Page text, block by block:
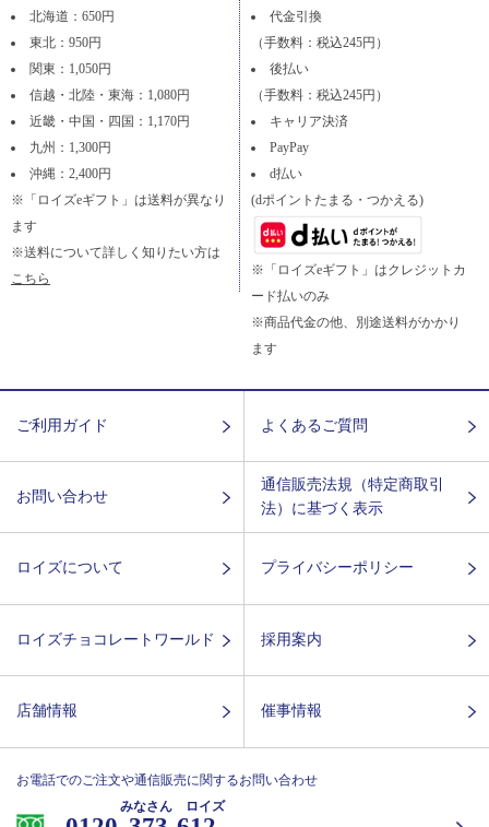
北海道：650円
東北：950円
関東：1,050円
信越・北陸・東海：1,080円
近畿・中国・四国：1,170円
九州：1,300円
沖縄：2,400円
※「ロイズeギフト」は送料が異なり
ます
※送料について詳しく知りたい方は
こちら
代金引換
（手数料：税込245円）
後払い
（手数料：税込245円）
キャリア決済
PayPay
d払い
(dポイントたまる・つかえる)
※「ロイズeギフト」はクレジットカ
ード払いのみ
※商品代金の他、別途送料がかかり
ます
ご利用ガイド よくあるご質問
お問い合わせ
通信販売法規（特定商取引
法）に基づく表示
ロイズについて プライバシーポリシー
ロイズチョコレートワールド 採用案内
店舗情報 催事情報
お電話でのご注文や通信販売に関するお問い合わせ
みなさん ロイズ